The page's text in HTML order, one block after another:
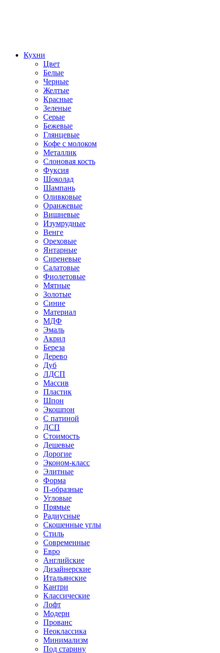
Кухни
Цвет
Белые
Черные
Желтые
Красные
Зеленые
Серые
Бежевые
Глянцевые
Кофе с молоком
Металлик
Слоновая кость
Фуксия
Шоколад
Шампань
Оливковые
Оранжевые
Вишневые
Изумрудные
Венге
Ореховые
Янтарные
Сиреневые
Салатовые
Фиолетовые
Мятные
Золотые
Синие
Материал
МДФ
Эмаль
Акрил
Береза
Дерево
Дуб
ЛДСП
Массив
Пластик
Шпон
Экошпон
С патиной
ДСП
Стоимость
Дешевые
Дорогие
Эконом-класс
Элитные
Форма
П-образные
Угловые
Прямые
Радиусные
Скошенные углы
Стиль
Современные
Евро
Английские
Дизайнерские
Итальянские
Кантри
Классические
Лофт
Модерн
Прованс
Неоклассика
Минимализм
Под старину